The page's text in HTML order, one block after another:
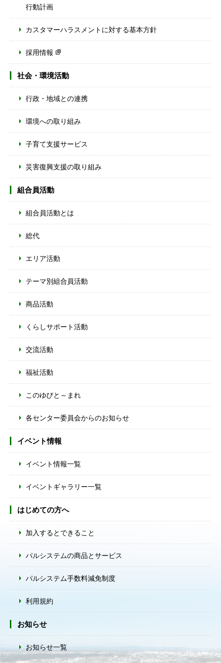
行動計画
カスタマーハラスメントに対する基本方針
採用情報
社会・環境活動
行政・地域との連携
環境への取り組み
子育て支援サービス
災害復興支援の取り組み
組合員活動
組合員活動とは
総代
エリア活動
テーマ別組合員活動
商品活動
くらしサポート活動
交流活動
福祉活動
このゆびと～まれ
各センター委員会からのお知らせ
イベント情報
イベント情報一覧
イベントギャラリー一覧
はじめての方へ
加入するとできること
パルシステムの商品とサービス
パルシステム手数料減免制度
利用規約
お知らせ
お知らせ一覧